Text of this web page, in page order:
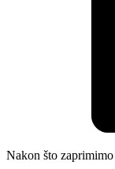
Nakon što